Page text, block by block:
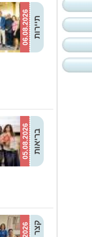
06.08.2026 תיירות
05.08.2026 בריאות